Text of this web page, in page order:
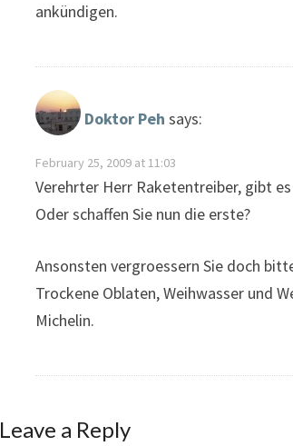
ankündigen.
Doktor Peh says:
February 25, 2009 at 11:03
Verehrter Herr Raketentreiber, gibt
Oder schaffen Sie nun die erste?
Ansonsten vergroessern Sie doch
Trockene Oblaten, Weihwasser und
Michelin.
Leave a Reply